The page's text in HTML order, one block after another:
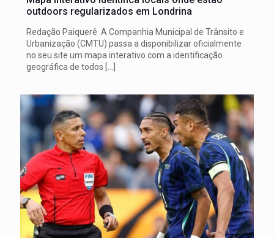
outdoors regularizados em Londrina
Redação Paiquerê A Companhia Municipal de Trânsito e
Urbanização (CMTU) passa a disponibilizar oficialmente
no seu site um mapa interativo com a identificação
geográfica de todos